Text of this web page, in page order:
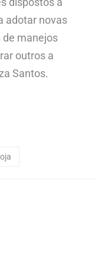
adotar novas
de manejos
outros a
Santos.